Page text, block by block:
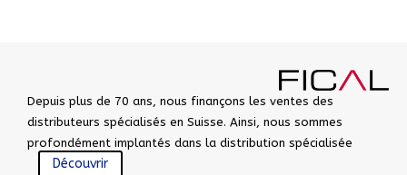
Depuis plus de 70 ans, nous finançons les ventes des
distributeurs spécialisés en Suisse. Ainsi, nous sommes
profondément implantés dans la distribution spécialisée
Découvrir